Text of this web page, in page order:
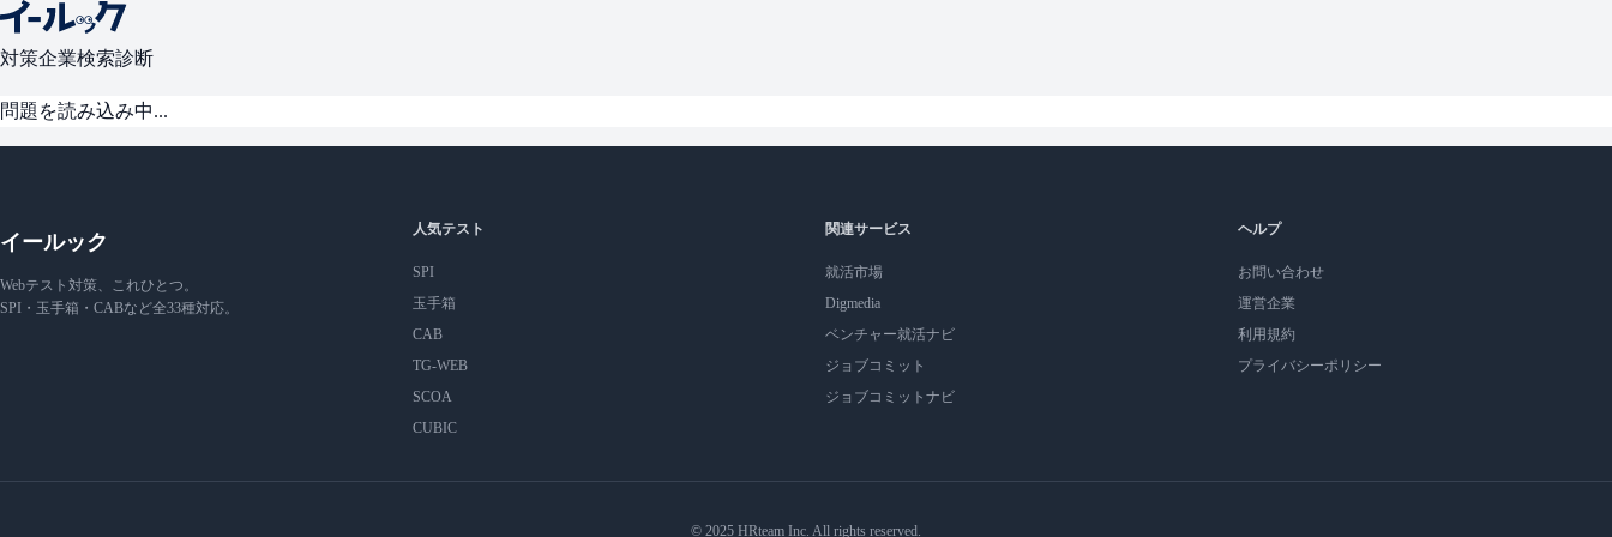
対策企業検索診断
問題を読み込み中...
イールック
Webテスト対策、これひとつ。
SPI・玉手箱・CABなど全33種対応。
人気テスト
SPI
玉手箱
CAB
TG-WEB
SCOA
CUBIC
関連サービス
就活市場
Digmedia
ベンチャー就活ナビ
ジョブコミット
ジョブコミットナビ
ヘルプ
お問い合わせ
運営企業
利用規約
プライバシーポリシー
© 2025 HRteam Inc. All rights reserved.